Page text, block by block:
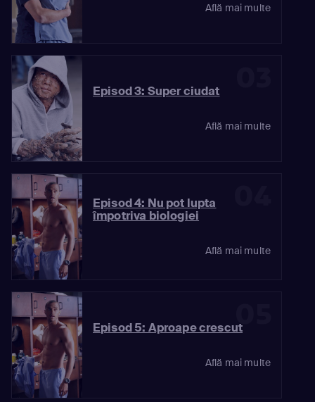
Află mai multe
Episod 3: Super ciudat
Află mai multe
Episod 4: Nu pot lupta
împotriva biologiei
Află mai multe
05
Episod 5: Aproape crescut
Află mai multe